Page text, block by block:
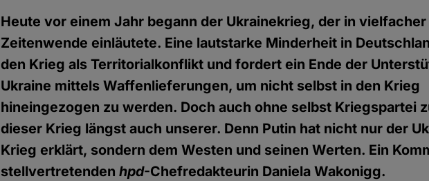
Heute vor einem Jahr begann der Ukrainekrieg, der in
Zeitenwende einläutete. Eine lautstarke Minderheit in
den Krieg als Territorialkonflikt und fordert ein Ende der
Ukraine mittels Waffenlieferungen, um nicht selbst in den Krieg
hineingezogen zu werden. Doch auch ohne selbst Kriegspartei
dieser Krieg längst auch unserer. Denn Putin hat nicht nur der
Krieg erklärt, sondern dem Westen und seinen Werten. Ein
stellvertretendenhpd-Chefredakteurin Daniela Wakonigg.